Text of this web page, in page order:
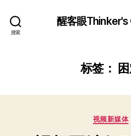
搜索
醒客眼Thinker's
标签：
分
视频新媒体